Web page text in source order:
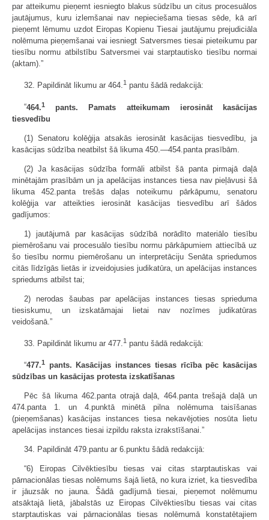
par atteikumu pieņemt iesniegto blakus sūdzību un citus procesuālos
jautājumus, kuru izlemšanai nav nepieciešama tiesas sēde, kā arī
pieņemt lēmumu uzdot Eiropas Kopienu Tiesai jautājumu prejudiciāla
nolēmuma pieņemšanai vai iesniegt Satversmes tiesai pieteikumu par
tiesību normu atbilstību Satversmei vai starptautisko tiesību normai
(aktam).”
32. Papildināt likumu ar 464.1 pantu šādā redakcijā:
“464.1
pants. Pamats atteikumam ierosināt kasācijas
tiesvedību
(1) Senatoru kolēģija atsakās ierosināt kasācijas tiesvedību, ja
kasācijas sūdzība neatbilst šā likuma 450.—454.panta prasībām.
(2) Ja kasācijas sūdzība formāli atbilst šā panta pirmajā daļā
minētajām prasībām un ja apelācijas instances tiesa nav pieļāvusi šā
likuma 452.panta trešās daļas noteikumu pārkāpumu, senatoru
kolēģija var atteikties ierosināt kasācijas tiesvedību arī šādos
gadījumos:
1) jautājumā par kasācijas sūdzībā norādīto materiālo tiesību
piemērošanu vai procesuālo tiesību normu pārkāpumiem attiecībā uz
šo tiesību normu piemērošanu un interpretāciju Senāta spriedumos
citās līdzīgās lietās ir izveidojusies judikatūra, un apelācijas instances
spriedums atbilst tai;
2) nerodas šaubas par apelācijas instances tiesas sprieduma
tiesiskumu, un izskatāmajai lietai nav nozīmes judikatūras
veidošanā.”
33. Papildināt likumu ar 477. 1 pantu šādā redakcijā:
“477.1
pants. Kasācijas instances tiesas rīcība pēc kasācijas
sūdzības un kasācijas protesta izskatīšanas
Pēc šā likuma 462.panta otrajā daļā, 464.panta trešajā daļā un
474.panta 1. un 4.punktā minētā pilna nolēmuma taisīšanas
(pieņemšanas) kasācijas instances tiesa nekavējoties nosūta lietu
apelācijas instances tiesai izpildu raksta izrakstīšanai.”
34. Papildināt 479.pantu ar 6.punktu šādā redakcijā:
“6) Eiropas Cilvēktiesību tiesas vai citas starptautiskas vai
pārnacionālas tiesas nolēmums šajā lietā, no kura izriet, ka tiesvedība
ir jāuzsāk no jauna. Šādā gadījumā tiesai, pieņemot nolēmumu
atsāktajā lietā, jābalstās uz Eiropas Cilvēktiesību tiesas vai citas
starptautiskas vai pārnacionālas tiesas nolēmumā konstatētajiem